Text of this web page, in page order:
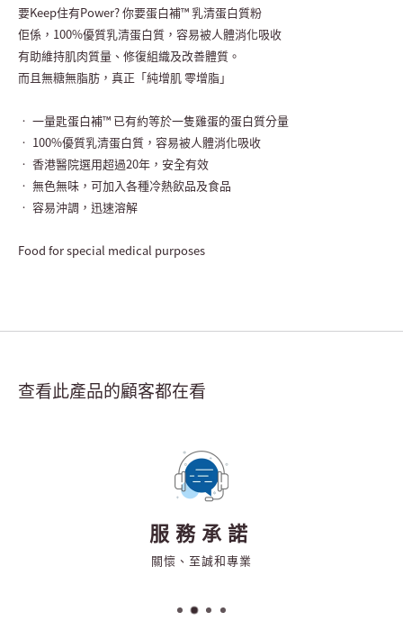
要Keep住有Power? 你要蛋白補™ 乳清蛋白質粉
佢係，100%優質乳清蛋白質，容易被人體消化吸收
有助維持肌肉質量、修復組織及改善體質。
而且無糖無脂肪，真正「純增肌 零增脂」
• 一量匙蛋白補™ 已有約等於一隻雞蛋的蛋白質分量
• 100%優質乳清蛋白質，容易被人體消化吸收
• 香港醫院選用超過20年，安全有效
• 無色無味，可加入各種冷熱飲品及食品
• 容易沖調，迅速溶解
Food for special medical purposes
查看此產品的顧客都在看